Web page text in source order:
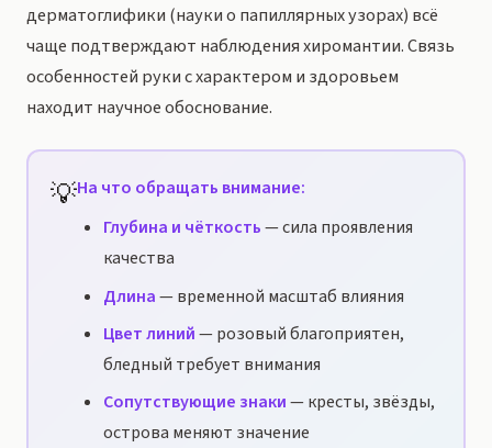
дерматоглифики (науки о папиллярных узорах) всё
чаще подтверждают наблюдения хиромантии. Связь
особенностей руки с характером и здоровьем
находит научное обоснование.
💡На что обращать внимание:
Глубина и чёткость— сила проявления
качества
Длина— временной масштаб влияния
Цвет линий— розовый благоприятен,
бледный требует внимания
Сопутствующие знаки— кресты, звёзды,
острова меняют значение